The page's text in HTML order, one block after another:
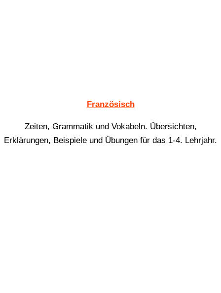
Französisch
Zeiten, Grammatik und Vokabeln. Übersichten,
Erklärungen, Beispiele und Übungen für das 1-4. Lehrjahr.